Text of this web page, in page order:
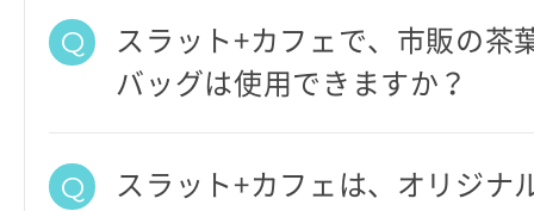
スラット+カフェで、市販の茶
バッグは使用できますか？
スラット+カフェは、オリジナ